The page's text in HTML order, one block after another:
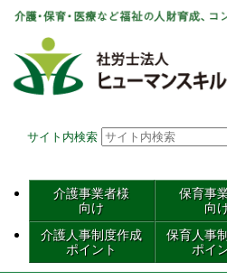
サイト内検索
介護事業者様
向け
保育事
向
介護人事制度作成
ポイント
保育人事
ポイ